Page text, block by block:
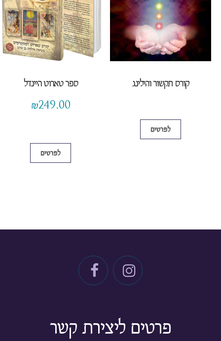
קורס תקשור והילינג ספר טארוט היינדל
₪249.00
פרטים ליצירת קשר